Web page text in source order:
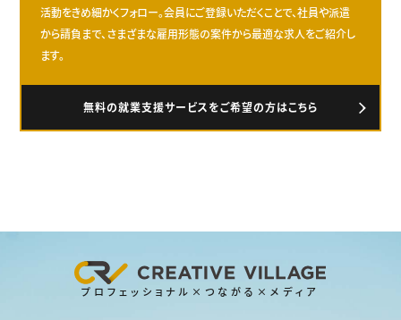
活動をきめ細かくフォロー。会員にご登録いただくことで、社員や派遣
から請負まで、さまざまな雇用形態の案件から最適な求人をご紹介し
ます。
無料の就業支援サービスをご希望の方はこちら
プロフェッショナル×つながる×メディア